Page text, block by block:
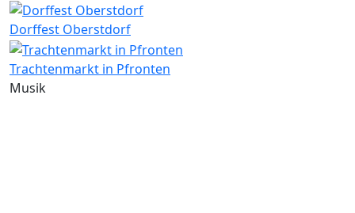
Dorffest Oberstdorf
Trachtenmarkt in Pfronten
Musik